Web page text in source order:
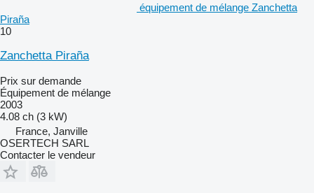
équipement de mélange Zanchetta
Piraña
10
Zanchetta Piraña
Prix sur demande
Équipement de mélange
2003
4.08 ch (3 kW)
France, Janville
OSERTECH SARL
Contacter le vendeur